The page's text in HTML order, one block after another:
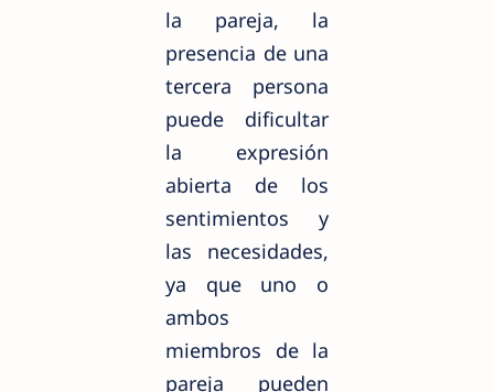
la pareja, la
presencia de una
tercera persona
puede dificultar
la expresión
abierta de los
sentimientos y
las necesidades,
ya que uno o
ambos
miembros de la
pareja pueden